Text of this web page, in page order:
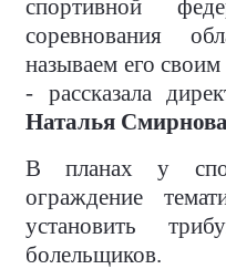
спортивной
соревнования
называем его
- рассказала
Наталья Смирнова
В планах у
ограждение
установить
болельщиков.